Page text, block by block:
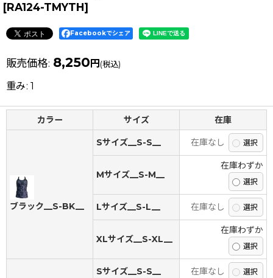
[RA124-TMYTH]
Facebookでシェア
販売価格: 8,250 円 (税込)
重み: 1
カラー サイズ 在庫
ブラック__S-BK__
Sサイズ__S-S__ 在庫なし
Mサイズ__S-M__
在庫わずか
Lサイズ__S-L__ 在庫なし
XLサイズ__S-XL__
在庫わずか
Sサイズ__S-S__ 在庫なし